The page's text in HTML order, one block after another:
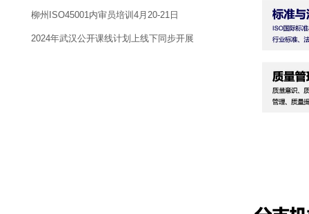
柳州ISO45001内审员培训4月20-21日
2024年武汉公开课线计划上线下同步开展